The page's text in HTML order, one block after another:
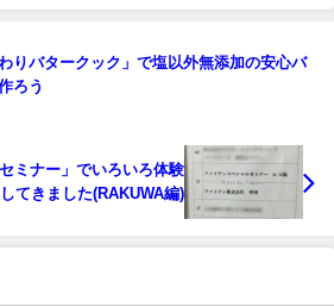
わりバタークック」で塩以外無添加の安心バ
ろう
ミナー」でいろいろ体験
してきました(RAKUWA編)